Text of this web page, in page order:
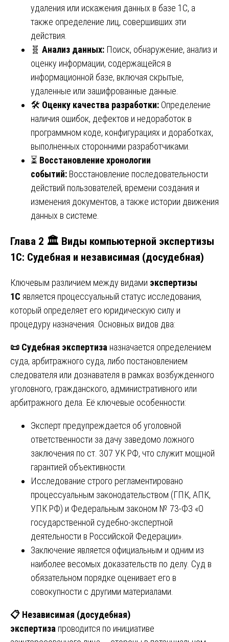
удаления или искажения данных в базе 1С, а
также определение лиц, совершивших эти
действия.
🧬 Анализ данных: Поиск, обнаружение, анализ и
оценку информации, содержащейся в
информационной базе, включая скрытые,
удаленные или зашифрованные данные.
🛠️ Оценку качества разработки: Определение
наличия ошибок, дефектов и недоработок в
программном коде, конфигурациях и доработках,
выполненных сторонними разработчиками.
⏳ Восстановление хронологии
событий: Восстановление последовательности
действий пользователей, времени создания и
изменения документов, а также истории движения
данных в системе.
Глава 2 🏛️ Виды компьютерной экспертизы
1С: Судебная и независимая (досудебная)
Ключевым различием между видами экспертизы
1С является процессуальный статус исследования,
который определяет его юридическую силу и
процедуру назначения. Основных видов два:
📜 Судебная экспертиза назначается определением
суда, арбитражного суда, либо постановлением
следователя или дознавателя в рамках возбужденного
уголовного, гражданского, административного или
арбитражного дела. Её ключевые особенности:
Эксперт предупреждается об уголовной
ответственности за дачу заведомо ложного
заключения по ст. 307 УК РФ, что служит мощной
гарантией объективности.
Исследование строго регламентировано
процессуальным законодательством (ГПК, АПК,
УПК РФ) и Федеральным законом № 73-ФЗ «О
государственной судебно-экспертной
деятельности в Российской Федерации».
Заключение является официальным и одним из
наиболее весомых доказательств по делу. Суд в
обязательном порядке оценивает его в
совокупности с другими материалами.
📋 Независимая (досудебная)
экспертиза проводится по инициативе